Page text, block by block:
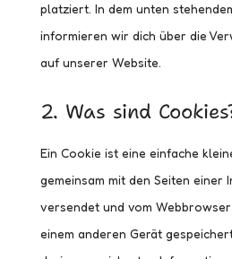
platziert. In dem unten
informieren wir dich über die
auf unserer Website.
2. Was sind
Ein Cookie ist eine einfache
gemeinsam mit den Seiten einer
versendet und vom
einem anderen Gerät